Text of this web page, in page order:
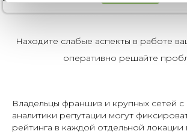
Находите слабые аспекты в работе
оперативно решайте
Владельцы франшиз и крупных сетей
аналитики репутации могут
рейтинга в каждой отдельной локации